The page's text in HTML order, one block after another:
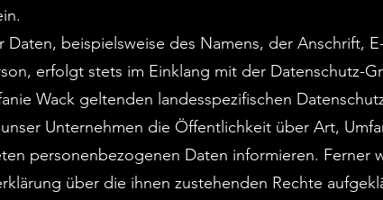
beispielsweise des Namens, der Anschrift,
erfolgt stets im Einklang mit der Datenschutz-
Wack geltenden landesspezifischen
Unternehmen die Öffentlichkeit über Art,
personenbezogenen Daten informieren. Ferner
über die ihnen zustehenden Rechte